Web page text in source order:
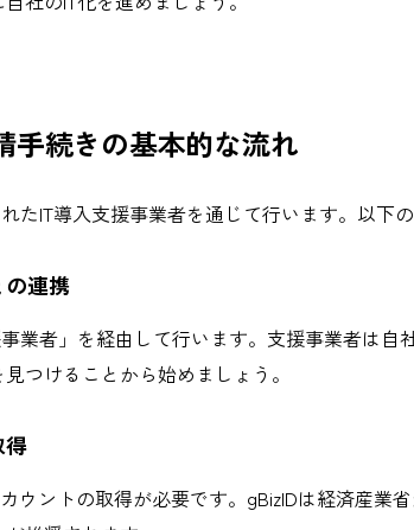
手続きの基本的な流れ
たIT導入支援事業者を通じて行います。以下
連携
業者」を経由して行います。支援事業者は
つけることから始めましょう。
得
ウントの取得が必要です。gBizIDは経済産